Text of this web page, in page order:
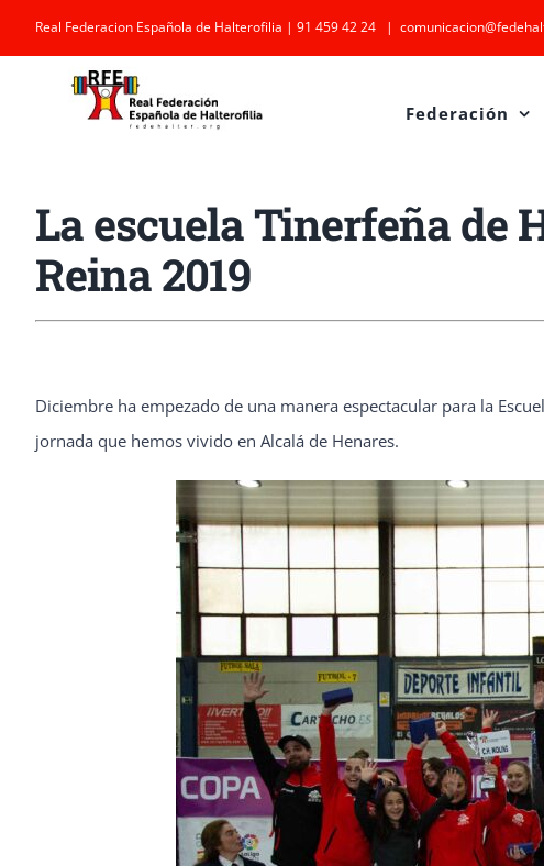
Saltar
al
contenido
Real Federacion Española de Halterofilia | 91 459 42 24 |
Federación
La escuela Tinerfeña de
Reina 2019
Diciembre ha empezado de una manera espectacular para la
jornada que hemos vivido en Alcalá de Henares.